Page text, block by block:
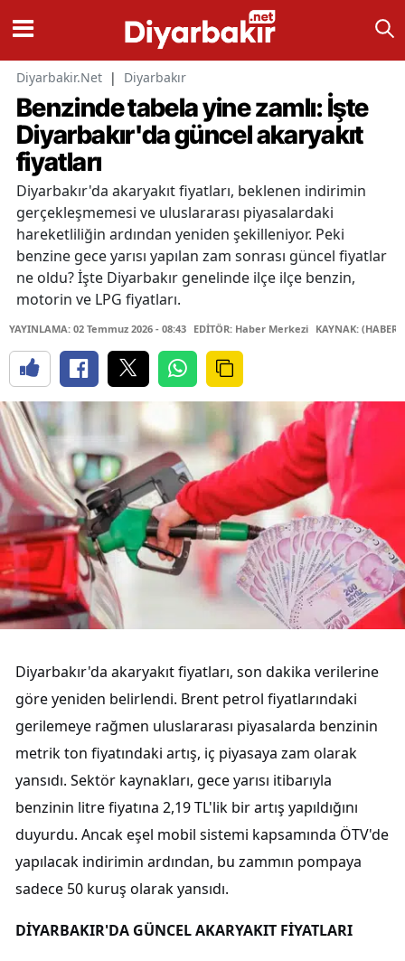
Diyarbakir.Net | Diyarbakır
Benzinde tabela yine zamlı: İşte
Diyarbakır'da güncel akaryakıt
fiyatları
Diyarbakır'da akaryakıt fiyatları, beklenen indirimin
gerçekleşmemesi ve uluslararası piyasalardaki
hareketliliğin ardından yeniden şekilleniyor. Peki
benzine gece yarısı yapılan zam sonrası güncel fiyatlar
ne oldu? İşte Diyarbakır genelinde ilçe ilçe benzin,
motorin ve LPG fiyatları.
YAYINLAMA: 02 Temmuz 2026 - 08:43 EDİTÖR: Haber Merkezi KAYNAK: (HABER
Diyarbakır'da akaryakıt fiyatları, son dakika verilerine
göre yeniden belirlendi. Brent petrol fiyatlarındaki
gerilemeye rağmen uluslararası piyasalarda benzinin
metrik ton fiyatındaki artış, iç piyasaya zam olarak
yansıdı. Sektör kaynakları, gece yarısı itibarıyla
benzinin litre fiyatına 2,19 TL'lik bir artış yapıldığını
duyurdu. Ancak eşel mobil sistemi kapsamında ÖTV'de
yapılacak indirimin ardından, bu zammın pompaya
sadece 50 kuruş olarak yansıdı.
DİYARBAKIR'DA GÜNCEL AKARYAKIT FİYATLARI